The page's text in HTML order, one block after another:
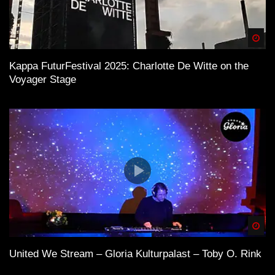
Kappa FuturFestival 2025: Charlotte De Witte on the
Voyager Stage
United We Stream – Gloria Kulturpalast – Toby O. Rink